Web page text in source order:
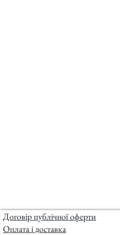
Договір публічної оферти
Оплата і доставка